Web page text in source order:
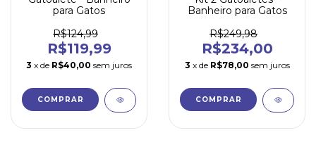
para Gatos
R$124,99
R$119,99
3 x de R$40,00 sem juros
COMPRAR
Banheiro para Gatos
R$249,98
R$234,00
3 x de R$78,00 sem juros
COMPRAR